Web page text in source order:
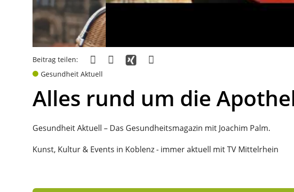
Beitrag teilen:
Gesundheit Aktuell
Alles rund um die
Gesundheit Aktuell – Das Gesundheitsmagazin mit Joachim Palm.
Kunst, Kultur & Events in Koblenz - immer aktuell mit TV Mittelrhein